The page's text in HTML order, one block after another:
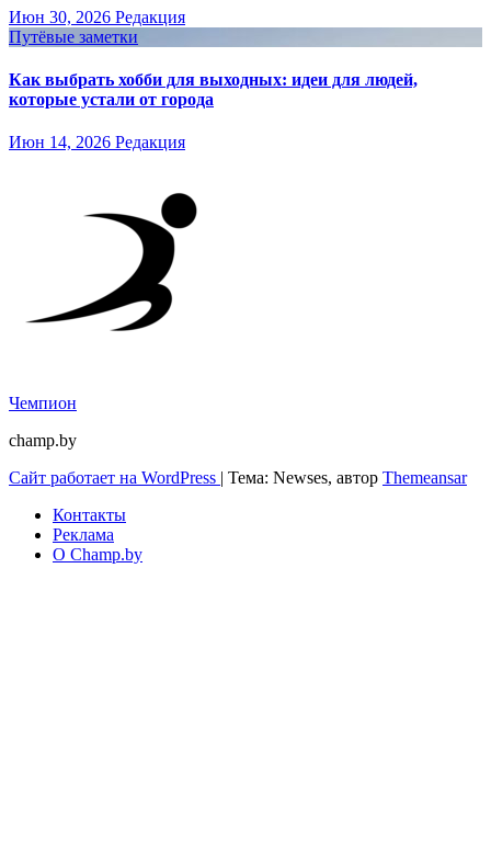
Июн 30, 2026 Редакция
Путёвые заметки
Как выбрать хобби для выходных: идеи для людей,
которые устали от города
Июн 14, 2026 Редакция
Чемпион
champ.by
Сайт работает на WordPress | Тема: Newses, автор Themeansar
Контакты
Реклама
О Champ.by